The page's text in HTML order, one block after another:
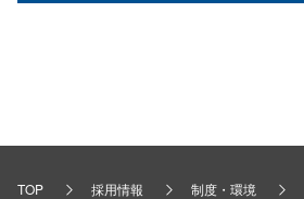
TOP 採用情報 制度・環境